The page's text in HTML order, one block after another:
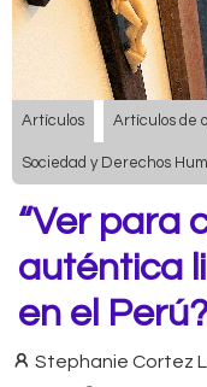
Artículos Artículos de
Sociedad y Derechos
“Ver para
auténtica
en el Perú?
Stephanie Cortez